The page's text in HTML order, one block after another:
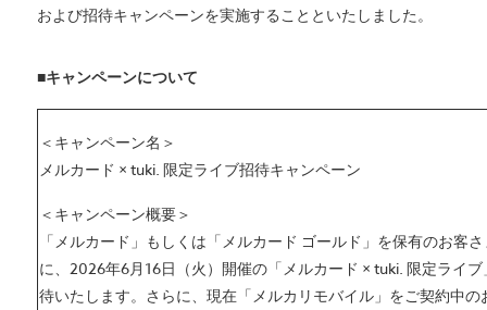
および招待キャンペーンを実施することといたしました。
■キャンペーンについて
＜キャンペーン名＞
メルカード × tuki. 限定ライブ招待キャンペーン
＜キャンペーン概要＞
「メルカード」もしくは「メルカード ゴールド」を保有のお客
に、2026年6月16日（火）開催の「メルカード × tuki. 限定ライブ
待いたします。さらに、現在「メルカリモバイル」をご契約中の